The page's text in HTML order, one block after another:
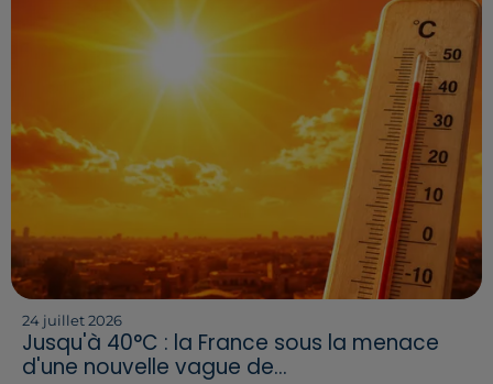
24 juillet 2026
Jusqu'à 40°C : la France sous la menace
d'une nouvelle vague de...